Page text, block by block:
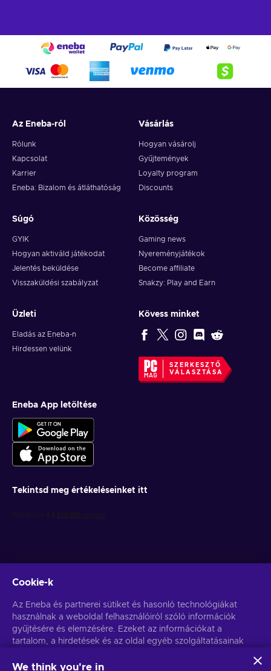
Az Eneba-ról
Rólunk
Kapcsolat
Karrier
Eneba: Bizalom és átláthatóság
Vásárlás
Hogyan vásárolj
Gyűjtemények
Loyalty program
Discounts
Súgó
GYIK
Hogyan aktiváld játékodat
Jelentés beküldése
Visszaküldési szabályzat
Közösség
Gaming news
Nyereményjátékok
Become affiliate
Snakzy: Play and Earn
Üzleti
Eladás az Eneba-n
Hirdessen velünk
Kövess minket
SZERKESZTŐ
VÁLASZTÁSA
Eneba App letöltése
Tekintsd meg értékeléseinket itt
Feliratkozás
You can unsubscribe at any time. Visit Privacy noticefor more
Cookie-k
Az Eneba és partnerei sütiket és hasonló technológiákat
használnak a weboldal felhasználóiról szóló információk
gyűjtésére és elemzésére. Ezeket az információkat a
tartalom, a hirdetések és az oldal egyéb szolgáltatásainak
hirdetések személyre szabásához is felhasználhatjuk.
We think you're in